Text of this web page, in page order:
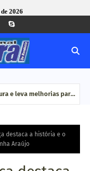
2026
e leva melhorias para
destaca a história e o
Araújo